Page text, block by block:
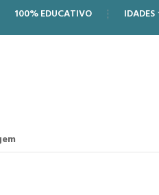
100% EDUCATIVO IDADES